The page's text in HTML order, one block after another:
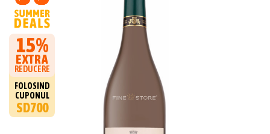
15%
EXTRA
REDUCERE
FOLOSIND
CUPONUL
SD700